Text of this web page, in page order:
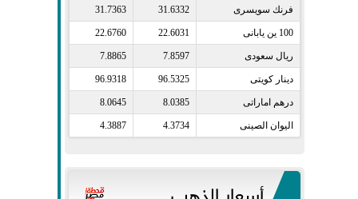
فرنك سويسرى​ 31.6332
31.7363
100 ين يابانى​ 22.6031
22.6760
ريال سعودى​ 7.8597
7.8865
دينار كويتى​ 96.5325
96.9318
درهم اماراتى​ 8.0385
8.0645
اليوان الصينى​ 4.3734
4.3887
أسعار الذهب